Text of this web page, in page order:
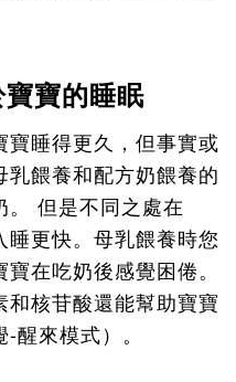
寶的睡眠
寶睡得更久，但事實或
乳餵養和配方奶餵養的
但是不同之處在
睡更快。母乳餵養時您
在吃奶後感覺困倦。
和核苷酸還能幫助寶寶
-醒來模式）。